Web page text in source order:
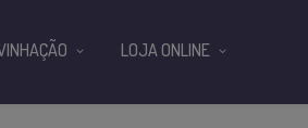
LOJA ONLINE